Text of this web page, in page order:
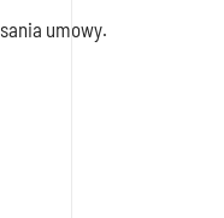
umowy.